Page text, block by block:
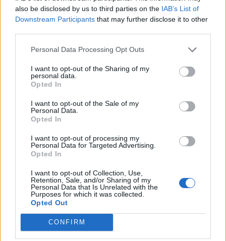
also be disclosed by us to third parties on the IAB’s List of
Downstream Participants that may further disclose it to other
Personal Data Processing Opt Outs
I want to opt-out of the Sharing of my
personal data.
Opted In
I want to opt-out of the Sale of my
Personal Data.
Opted In
I want to opt-out of processing my
Personal Data for Targeted Advertising.
Opted In
I want to opt-out of Collection, Use,
Retention, Sale, and/or Sharing of my
Personal Data that Is Unrelated with the
Purposes for which it was collected.
Opted Out
CONFIRM
jelentősen veszteséges lesz - tették hozzá. Az idei harmadik
negyedévre vonatkozó kumulált eredménye a banknak -67
millió euró lett, amelyet...
KEDVES OLVASÓNK!
A keresett cikk a portfolio.hu hírarchívumához
regisztrációhoz kötött.
Portfolio.hu teljes cikkarchívum
Kötéslisták: BÉT elmúlt 2 év napon belüli
Előfizetés
MÁR ELŐFIZETŐNK VAGY?